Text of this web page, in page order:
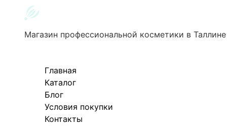
Магазин профессиональной косметики в Таллине
Главная
Каталог
Блог
Условия покупки
Контакты